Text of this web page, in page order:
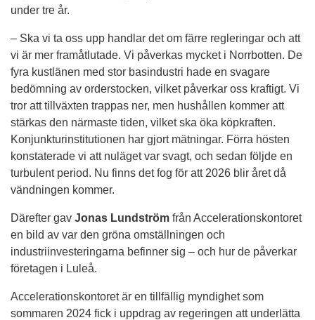
under tre år.
– Ska vi ta oss upp handlar det om färre regleringar och att
vi är mer framåtlutade. Vi påverkas mycket i Norrbotten. De
fyra kustlänen med stor basindustri hade en svagare
bedömning av orderstocken, vilket påverkar oss kraftigt. Vi
tror att tillväxten trappas ner, men hushållen kommer att
stärkas den närmaste tiden, vilket ska öka köpkraften.
Konjunkturinstitutionen har gjort mätningar. Förra hösten
konstaterade vi att nuläget var svagt, och sedan följde en
turbulent period. Nu finns det fog för att 2026 blir året då
vändningen kommer.
Därefter gav Jonas Lundström från Accelerationskontoret
en bild av var den gröna omställningen och
industriinvesteringarna befinner sig – och hur de påverkar
företagen i Luleå.
Accelerationskontoret är en tillfällig myndighet som
sommaren 2024 fick i uppdrag av regeringen att underlätta